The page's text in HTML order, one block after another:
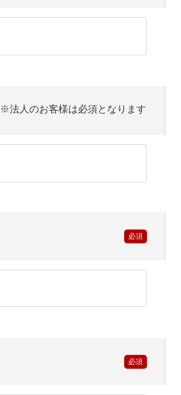
※法人のお客様は必須となります